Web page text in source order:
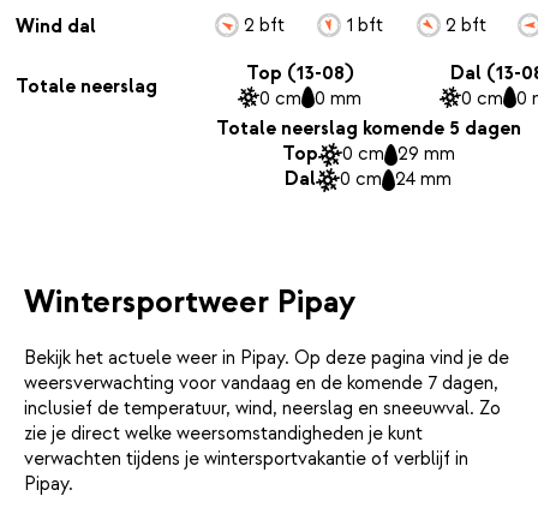
Wind dal
Totale neerslag
2 bft 1 bft 2 bft
Top (13-08)
0 cm 0 mm
Dal (13-
0 cm 0
Totale neerslag komende 5 dagen
Top
0 cm 29 mm
Dal
0 cm 24 mm
Wintersportweer Pipay
Bekijk het actuele weer in Pipay. Op deze pagina vind je de
weersverwachting voor vandaag en de komende 7 dagen,
inclusief de temperatuur, wind, neerslag en sneeuwval. Zo
zie je direct welke weersomstandigheden je kunt
verwachten tijdens je wintersportvakantie of verblijf in
Pipay.